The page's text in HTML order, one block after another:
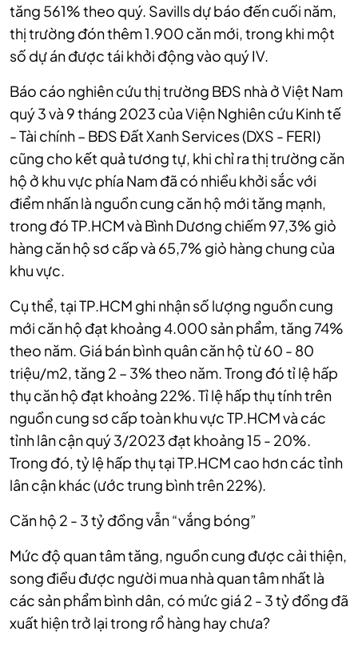
tăng 561% theo quý. Savills dự báo đến cuối năm,
thị trường đón thêm 1.900 căn mới, trong khi một
số dự án được tái khởi động vào quý IV.
Báo cáo nghiên cứu thị trường BĐS nhà ở Việt Nam
quý 3 và 9 tháng 2023 của Viện Nghiên cứu Kinh tế
- Tài chính – BĐS Đất Xanh Services (DXS - FERI)
cũng cho kết quả tương tự, khi chỉ ra thị trường căn
hộ ở khu vực phía Nam đã có nhiều khởi sắc với
điểm nhấn là nguồn cung căn hộ mới tăng mạnh,
trong đó TP.HCM và Bình Dương chiếm 97,3% giỏ
hàng căn hộ sơ cấp và 65,7% giỏ hàng chung của
khu vực.
Cụ thể, tại TP.HCM ghi nhận số lượng nguồn cung
mới căn hộ đạt khoảng 4.000 sản phẩm, tăng 74%
theo năm. Giá bán bình quân căn hộ từ 60 - 80
triệu/m2, tăng 2 – 3% theo năm. Trong đó tỉ lệ hấp
thụ căn hộ đạt khoảng 22%. Tỉ lệ hấp thụ tính trên
nguồn cung sơ cấp toàn khu vực TP.HCM và các
tỉnh lân cận quý 3/2023 đạt khoảng 15 - 20%.
Trong đó, tỷ lệ hấp thụ tại TP.HCM cao hơn các tỉnh
lân cận khác (ước trung bình trên 22%).
Căn hộ 2 - 3 tỷ đồng vẫn “vắng bóng”
Mức độ quan tâm tăng, nguồn cung được cải thiện,
song điều được người mua nhà quan tâm nhất là
các sản phẩm bình dân, có mức giá 2 - 3 tỷ đồng đã
xuất hiện trở lại trong rổ hàng hay chưa?